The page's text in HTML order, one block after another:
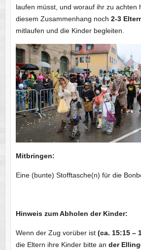
laufen müsst, und worauf ihr zu achten
diesem Zusammen­hang noch 2-3
mitlaufen und die Kinder begleiten.
Mitbringen:
Eine (bunte) Stofftasche(n) für die
Hinweis zum Abholen der Kinder:
Wenn der Zug vorüber ist (ca. 15:15 –
die Eltern ihre Kinder bitte an der